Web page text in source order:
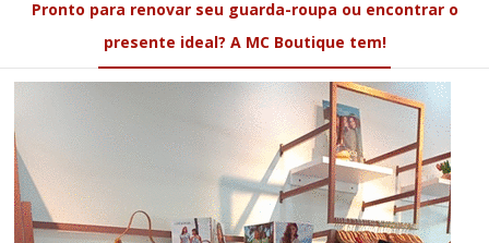
Pronto para renovar seu guarda-roupa ou encontrar o
presente ideal? A MC Boutique tem!